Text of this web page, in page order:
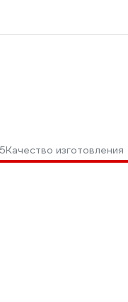
5Качество изготовления